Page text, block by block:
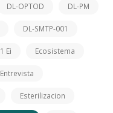
DL-OPTOD DL-PM
DL-SMTP-001
Ei Ecosistema
Entrevista
Esterilizacion